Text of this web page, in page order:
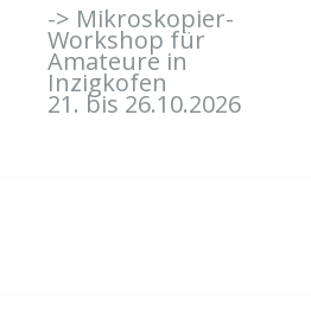
-> Mikroskopier-
Workshop für
Amateure in
Inzigkofen
21. bis 26.10.2026